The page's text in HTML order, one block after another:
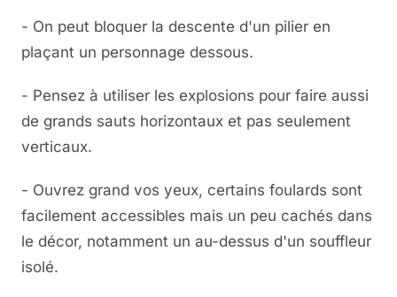
- On peut bloquer la descente d'un pilier en
plaçant un personnage dessous.
- Pensez à utiliser les explosions pour faire aussi
de grands sauts horizontaux et pas seulement
verticaux.
- Ouvrez grand vos yeux, certains foulards sont
facilement accessibles mais un peu cachés dans
le décor, notamment un au-dessus d'un souffleur
isolé.